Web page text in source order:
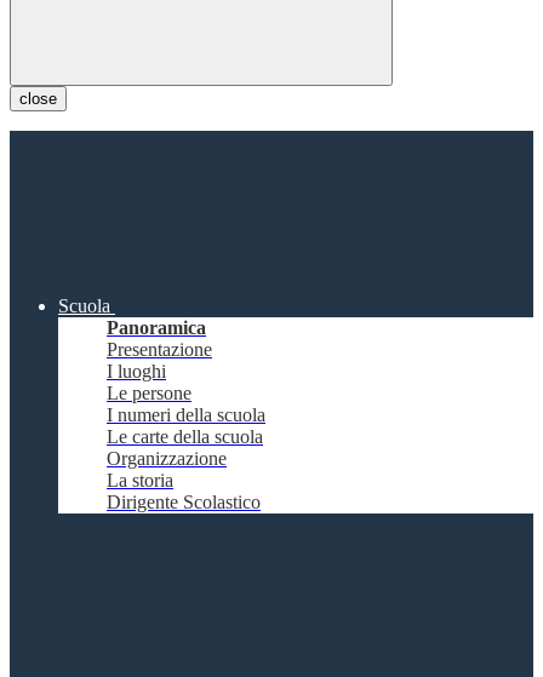
close
Scuola
Panoramica
Presentazione
I luoghi
Le persone
I numeri della scuola
Le carte della scuola
Organizzazione
La storia
Dirigente Scolastico